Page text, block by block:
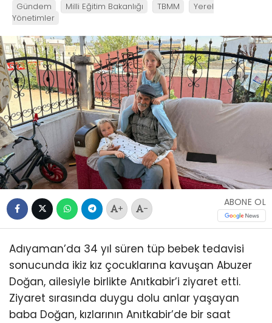
Gündem Milli Eğitim Bakanlığı TBMM
Yerel
Yönetimler
+ -
ABONE OL
Adıyaman’da 34 yıl süren tüp bebek tedavisi
sonucunda ikiz kız çocuklarına kavuşan Abuzer
Doğan, ailesiyle birlikte Anıtkabir’i ziyaret etti.
Ziyaret sırasında duygu dolu anlar yaşayan
baba Doğan, kızlarının Anıtkabir’de bir saat